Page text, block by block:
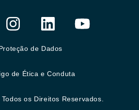
de Dados
de Ética e Conduta
os Direitos Reservados.​